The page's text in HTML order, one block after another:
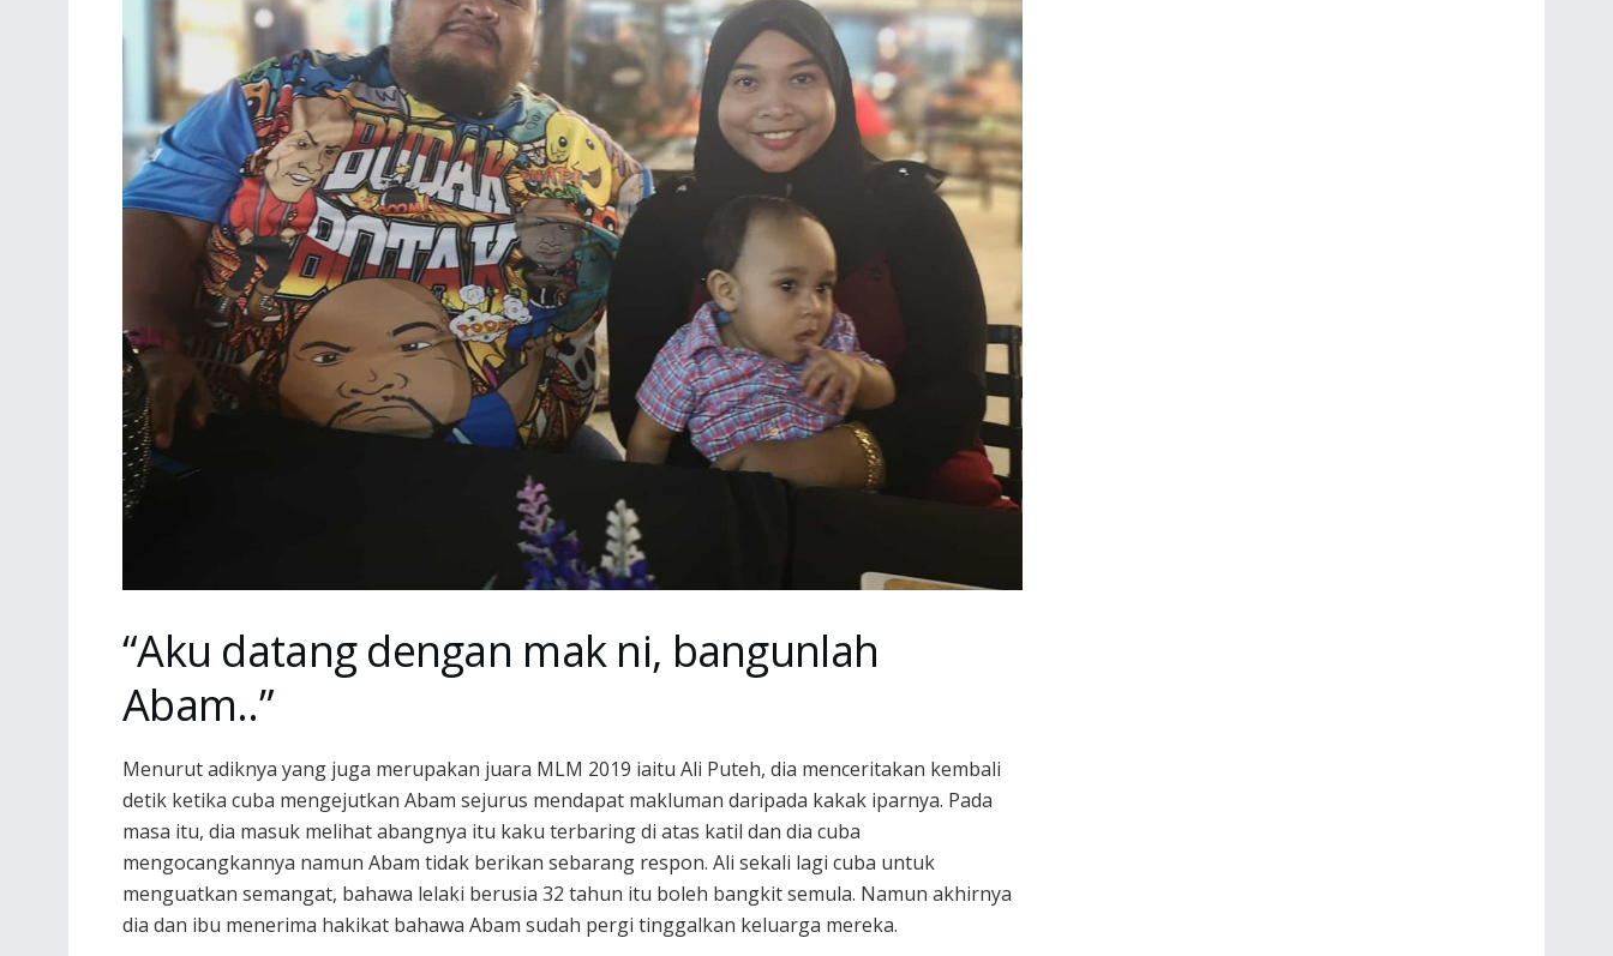
“Aku datang dengan mak ni, bangunlah
Abam..”
Menurut adiknya yang juga merupakan juara MLM 2019 iaitu Ali Puteh, dia menceritakan kembali
detik ketika cuba mengejutkan Abam sejurus mendapat makluman daripada kakak iparnya. Pada
masa itu, dia masuk melihat abangnya itu kaku terbaring di atas katil dan dia cuba
mengocangkannya namun Abam tidak berikan sebarang respon. Ali sekali lagi cuba untuk
menguatkan semangat, bahawa lelaki berusia 32 tahun itu boleh bangkit semula. Namun akhirnya
dia dan ibu menerima hakikat bahawa Abam sudah pergi tinggalkan keluarga mereka.